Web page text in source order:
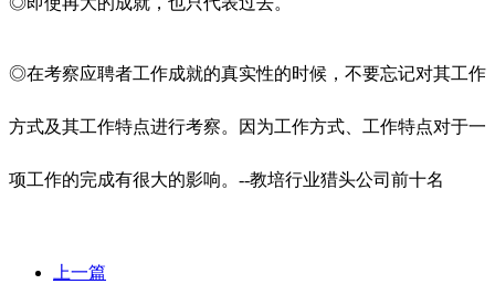
◎在考察应聘者工作成就的真实性的时候，不要忘记对其工作
方式及其工作特点进行考察。因为工作方式、工作特点对于一
项工作的完成有很大的影响。--教培行业猎头公司前十名
上一篇